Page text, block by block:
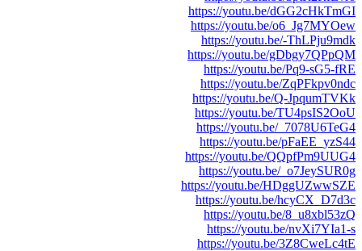
https://youtu.be/
https://youtu.be/
https://youtu.be/-
https://youtu.be/
https://youtu.be/Pq9-sG5-
https://youtu.be/
https://youtu.be/Q-
https://youtu.be/
https://youtu.be/
https://youtu.be/
https://youtu.be/
https://youtu.be/
https://youtu.be/
https://youtu.be/
https://youtu.be/
https://youtu.be/nvXi7YIa1-
https://youtu.be/